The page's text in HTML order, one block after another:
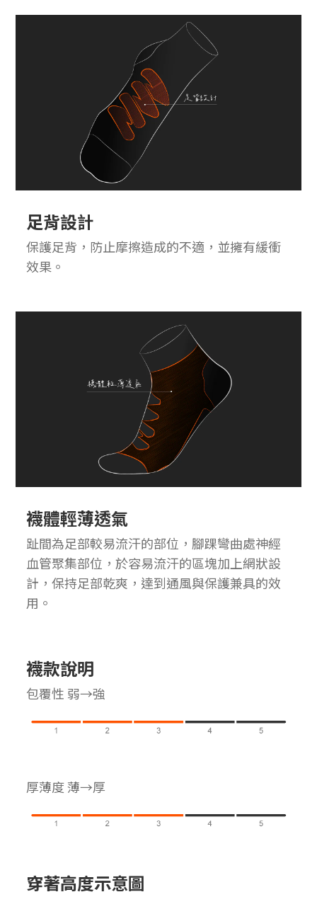
足背設計
保護足背，防止摩擦造成的不適，並擁有緩衝
效果。
襪體輕薄透氣
趾間為足部較易流汗的部位，腳踝彎曲處神經
血管聚集部位，於容易流汗的區塊加上網狀設
計，保持足部乾爽，達到通風與保護兼具的效
用。
襪款說明
包覆性 弱→強
厚薄度 薄→厚
穿著高度示意圖